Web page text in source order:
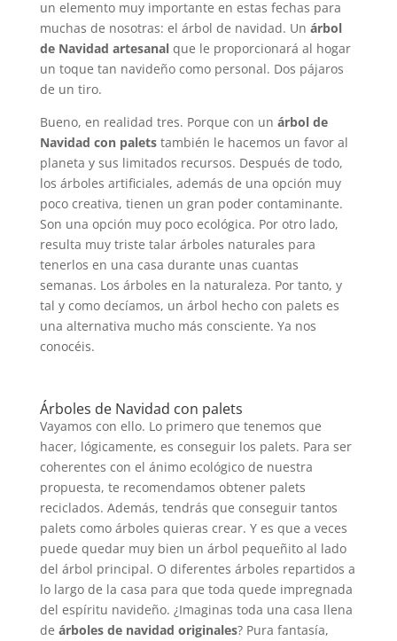
un elemento muy importante en estas fechas para
muchas de nosotras: el árbol de navidad. Un árbol
de Navidad artesanalque le proporcionará al hogar
un toque tan navideño como personal. Dos pájaros
de un tiro.
Bueno, en realidad tres. Porque con un árbol de
Navidad con paletstambién le hacemos un favor al
planeta y sus limitados recursos. Después de todo,
los árboles artificiales, además de una opción muy
poco creativa, tienen un gran poder contaminante.
Son una opción muy poco ecológica. Por otro lado,
resulta muy triste talar árboles naturales para
tenerlos en una casa durante unas cuantas
semanas. Los árboles en la naturaleza. Por tanto, y
tal y como decíamos, un árbol hecho con palets es
una alternativa mucho más consciente. Ya nos
conocéis.
Árboles de Navidad con palets
Vayamos con ello. Lo primero que tenemos que
hacer, lógicamente, es conseguir los palets. Para ser
coherentes con el ánimo ecológico de nuestra
propuesta, te recomendamos obtener palets
reciclados. Además, tendrás que conseguir tantos
palets como árboles quieras crear. Y es que a veces
puede quedar muy bien un árbol pequeñito al lado
del árbol principal. O diferentes árboles repartidos a
lo largo de la casa para que toda quede impregnada
del espíritu navideño. ¿Imaginas toda una casa llena
de árboles de navidad originales? Pura fantasía,